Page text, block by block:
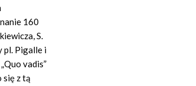
160
S.
pl. Pigalle i
vadis”
się z tą